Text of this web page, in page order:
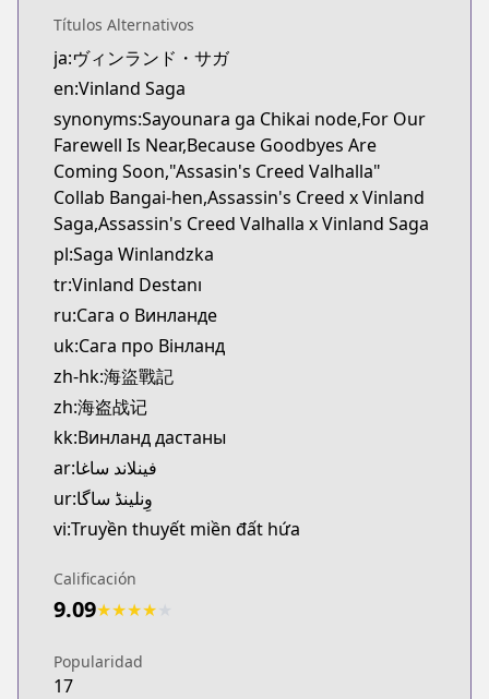
https://pocket.shonenmagazine.com/episode/
Kitsu
Kitsu
https://kitsu.app/manga/1456
CDJapan
CDJapan
https://www.anime-planet.com/manga/https://
MangaUpdates
MangaUpdates
https://www.mangaupdates.com/
Book☆Walker
Book☆Walker
https://bookwalker.jp/series/3555/list
Official English
Official English
https://comics.inkr.com/title/2107-vinland-
Títulos Alternativos
ja:ヴィンランド・サガ
en:Vinland Saga
synonyms:Sayounara ga Chikai node,For Our
Farewell Is Near,Because Goodbyes Are
Coming Soon,"Assasin's Creed Valhalla"
Collab Bangai-hen,Assassin's Creed x Vinland
Saga,Assassin's Creed Valhalla x Vinland Saga
pl:Saga Winlandzka
tr:Vinland Destanı
ru:Сага о Винланде
uk:Сага про Вінланд
zh-hk:海盜戰記
zh:海盗战记
kk:Винланд дастаны
ar:فينلاند ساغا
ur:وِنلینڈ ساگا
vi:Truyền thuyết miền đất hứa
Calificación
9.09★★★★
Popularidad
17